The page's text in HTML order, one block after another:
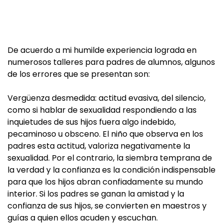
De acuerdo a mi humilde experiencia lograda en
numerosos talleres para padres de alumnos, algunos
de los errores que se presentan son:
Vergüenza desmedida: actitud evasiva, del silencio,
como si hablar de sexualidad respondiendo a las
inquietudes de sus hijos fuera algo indebido,
pecaminoso u obsceno. El niño que observa en los
padres esta actitud, valoriza negativamente la
sexualidad. Por el contrario, la siembra temprana de
la verdad y la confianza es la condición indispensable
para que los hijos abran confiadamente su mundo
interior. Si los padres se ganan la amistad y la
confianza de sus hijos, se convierten en maestros y
guías a quien ellos acuden y escuchan.